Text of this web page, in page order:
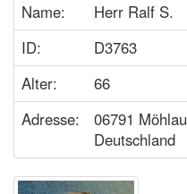
Name:
Herr Ralf S.
ID:
D3763
Alter:
66
Adresse:
06791 Möhlau
Deutschland